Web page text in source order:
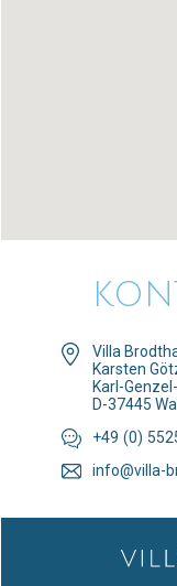
Villa
Karsten
Karl-
D-37445
+49(0) 552
info@villa-